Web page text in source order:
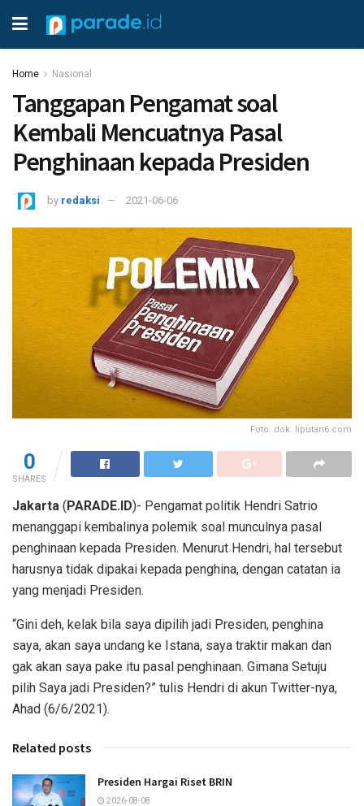
Home Nasional
Tanggapan Pengamat soal
Kembali Mencuatnya Pasal
Penghinaan kepada Presiden
by redaksi 2021-06-06
Foto: dok. liputan6.com
0
SHARES
Jakarta (PARADE.ID)- Pengamat politik Hendri Satrio
menanggapi kembalinya polemik soal munculnya pasal
penghinaan kepada Presiden. Menurut Hendri, hal tersebut
harusnya tidak dipakai kepada penghina, dengan catatan ia
yang menjadi Presiden.
“Gini deh, kelak bila saya dipilih jadi Presiden, penghina
saya, akan saya undang ke Istana, saya traktir makan dan
gak akan saya pake itu pasal penghinaan. Gimana Setuju
pilih Saya jadi Presiden?” tulis Hendri di akun Twitter-nya,
Ahad (6/6/2021).
Related posts
Presiden Hargai Riset BRIN
2026-08-08